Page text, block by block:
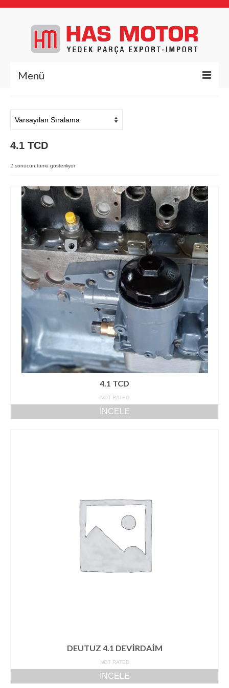
Menü
Hakkımızda
Yedek Parça
Deutz Yedek Parça
BFL1011
BFL413/513
BFM1013
BFM1015
BFM2011
BFM2012
D914 L3-L6
FL511
FL912
FL913/BFL913C
TCD 4-6L 2012
TCD 6-8L 2015
4.1 TCD
2 sonucun tümü gösteriliyor
4.1 TCD
NOT RATED
İNCELE
DEUTUZ 4.1 DEVİRDAİM
NOT RATED
İNCELE